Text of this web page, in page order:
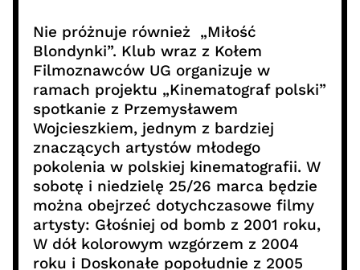
Nie próżnuje również „Miłość
Blondynki”. Klub wraz z Kołem
Filmoznawców UG organizuje w
ramach projektu „Kinematograf polski”
spotkanie z Przemysławem
Wojcieszkiem, jednym z bardziej
znaczących artystów młodego
pokolenia w polskiej kinematografii. W
sobotę i niedzielę 25/26 marca będzie
można obejrzeć dotychczasowe filmy
artysty: Głośniej od bomb z 2001 roku,
W dół kolorowym wzgórzem z 2004
roku i Doskonałe popołudnie z 2005